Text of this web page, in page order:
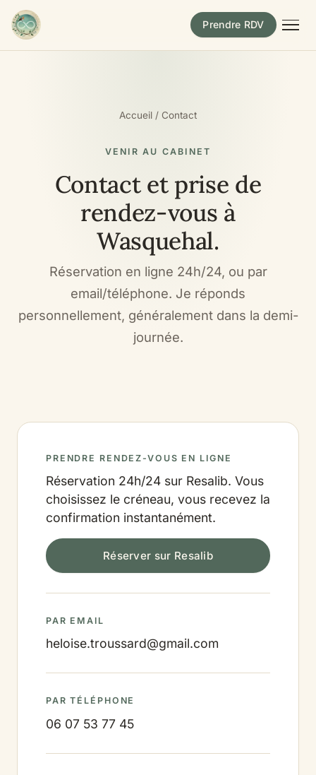
Prendre RDV
Accueil / Contact
VENIR AU CABINET
Contact et prise de
rendez-vous à
Wasquehal.
Réservation en ligne 24h/24, ou par
email/téléphone. Je réponds
personnellement, généralement dans la demi-
journée.
PRENDRE RENDEZ-VOUS EN LIGNE
Réservation 24h/24 sur Resalib. Vous
choisissez le créneau, vous recevez la
confirmation instantanément.
Réserver sur Resalib
PAR EMAIL
heloise.troussard@gmail.com
PAR TÉLÉPHONE
06 07 53 77 45